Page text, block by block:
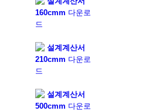
160cmm 다운로
드
설계계산서
210cmm 다운로
드
설계계산서
500cmm 다운로